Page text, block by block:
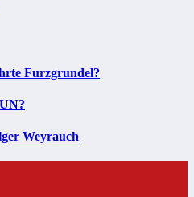
Furzgrundel?
Weyrauch